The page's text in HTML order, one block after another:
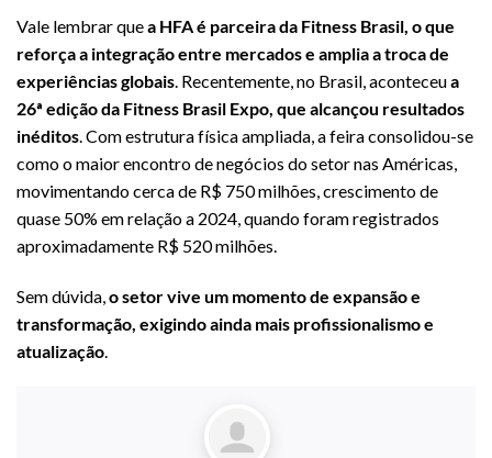
Vale lembrar quea HFA é parceira da Fitness Brasil, o que
reforça a integração entre mercados e amplia a troca de
experiências globais. Recentemente, no Brasil, aconteceua
26ª edição da Fitness Brasil Expo, que alcançou resultados
inéditos. Com estrutura física ampliada, a feira consolidou-se
como o maior encontro de negócios do setor nas Américas,
movimentando cerca de R$ 750 milhões, crescimento de
quase 50% em relação a 2024, quando foram registrados
aproximadamente R$ 520 milhões.
Sem dúvida, o setor vive um momento de expansão e
transformação, exigindo ainda mais profissionalismo e
atualização